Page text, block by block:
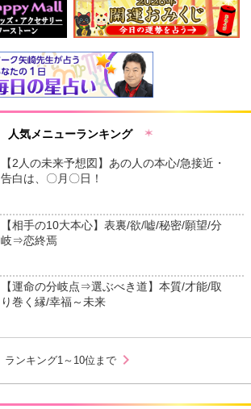
人気メニューランキング
【2人の未来予想図】あの人の本心/急接近・
告白は、〇月〇日！
【相手の10大本心】表裏/欲/嘘/秘密/願望/分
岐⇒恋終焉
【運命の分岐点⇒選ぶべき道】本質/才能/取
り巻く縁/幸福～未来
ランキング1～10位まで chevron_right